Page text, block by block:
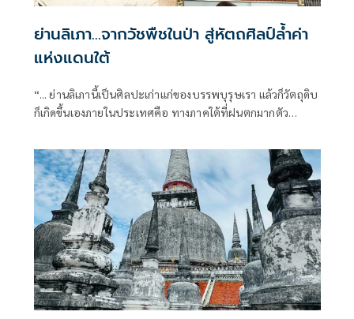
ย่านลิเภา…จากวัชพืชในป่า สู่หัตถศิลป์ล้ำค่า
แห่งแดนใต้
“... ย่านลิเภานี้เป็นศิลปะเก่าแก่ของบรรพบุรุษเรา แล้วก็วัตถุดิบ
ก็เกิดขึ้นเองภายในประเทศคือ ทางภาคใต้ที่ฝนตกมากตัว